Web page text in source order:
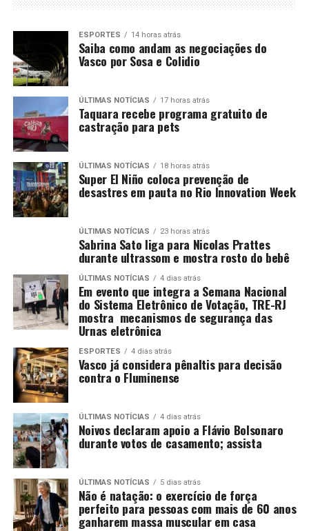
ESPORTES 14 horas atrás
Saiba como andam as negociações do
Vasco por Sosa e Colidio
ÚLTIMAS NOTÍCIAS 17 horas atrás
Taquara recebe programa gratuito de
castração para pets
ÚLTIMAS NOTÍCIAS 18 horas atrás
Super El Niño coloca prevenção de
desastres em pauta no Rio Innovation Week
ÚLTIMAS NOTÍCIAS 23 horas atrás
Sabrina Sato liga para Nicolas Prattes
durante ultrassom e mostra rosto do bebê
ÚLTIMAS NOTÍCIAS 4 dias atrás
Em evento que integra a Semana Nacional
do Sistema Eletrônico de Votação, TRE-RJ
mostra mecanismos de segurança das
Urnas eletrônica
ESPORTES 4 dias atrás
Vasco já considera pênaltis para decisão
contra o Fluminense
ÚLTIMAS NOTÍCIAS 4 dias atrás
Noivos declaram apoio a Flávio Bolsonaro
durante votos de casamento; assista
ÚLTIMAS NOTÍCIAS 5 dias atrás
Não é natação: o exercício de força
perfeito para pessoas com mais de 60 anos
ganharem massa muscular em casa